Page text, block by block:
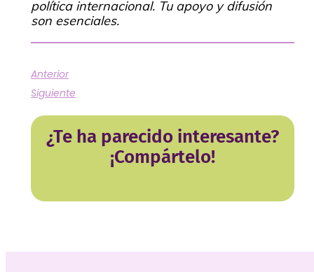
política internacional. Tu apoyo y difusión
son esenciales.
Anterior
Siguiente
¿Te ha parecido interesante?
¡Compártelo!